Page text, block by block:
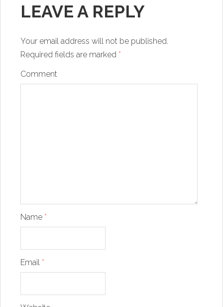
LEAVE A REPLY
Your email address will not be published.
Required fields are marked *
Comment
Name *
Email *